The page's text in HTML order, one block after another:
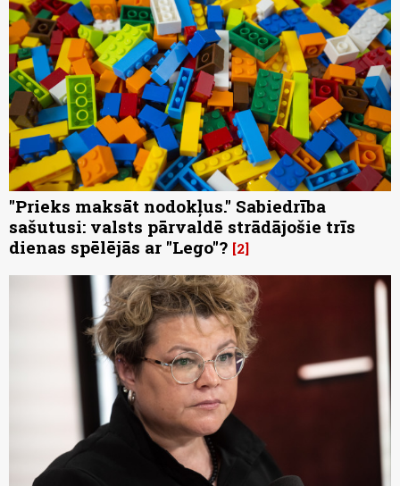
"Prieks maksāt nodokļus." Sabiedrība
sašutusi: valsts pārvaldē strādājošie trīs
dienas spēlējās ar "Lego"? 2